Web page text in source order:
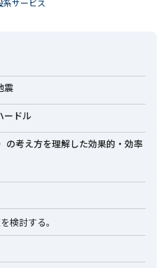
系サービス
震
ードル
の考え方を理解した効果的・効率
検討する。